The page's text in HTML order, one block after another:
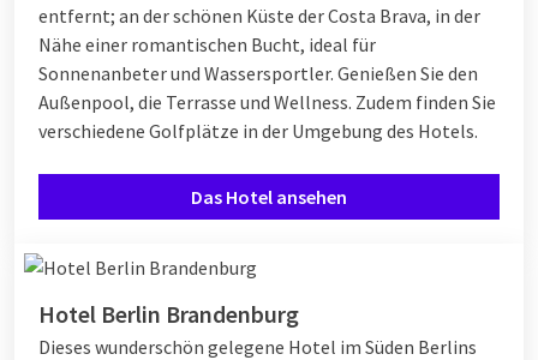
entfernt; an der schönen Küste der Costa Brava, in der
Nähe einer romantischen Bucht, ideal für
Sonnenanbeter und Wassersportler. Genießen Sie den
Außenpool, die Terrasse und Wellness. Zudem finden Sie
verschiedene Golfplätze in der Umgebung des Hotels.
Das Hotel ansehen
Hotel Berlin Brandenburg
Dieses wunderschön gelegene Hotel im Süden Berlins